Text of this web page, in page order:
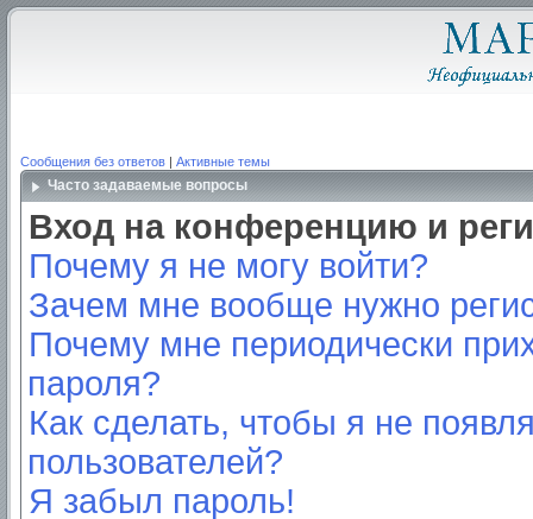
Сообщения без ответов | Активные темы
Часто задаваемые вопросы
Вход на конференцию и
Почему я не могу войти?
Зачем мне вообще нужно
Почему мне периодически
пароля?
Как сделать, чтобы я не
пользователей?
Я забыл пароль!